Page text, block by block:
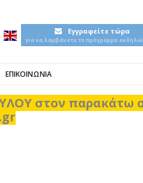
Εγγραφείτε τώρα
για να λαμβάνετε το πρόγραμμα
ΕΠΙΚΟΙΝΩΝΙΑ
στον παρακάτω